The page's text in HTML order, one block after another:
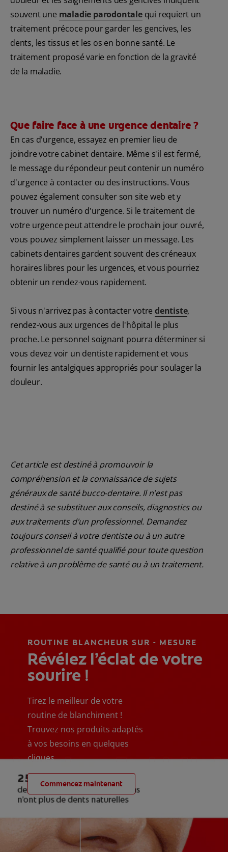
souvent une maladie parodontalequi requiert un
traitement précoce pour garder les gencives, les
dents, les tissus et les os en bonne santé. Le
traitement proposé varie en fonction de la gravité
de la maladie.
Que faire face à une urgence dentaire ?
En cas d'urgence, essayez en premier lieu de
joindre votre cabinet dentaire. Même s'il est fermé,
le message du répondeur peut contenir un numéro
d'urgence à contacter ou des instructions. Vous
pouvez également consulter son site web et y
trouver un numéro d'urgence. Si le traitement de
votre urgence peut attendre le prochain jour ouvré,
vous pouvez simplement laisser un message. Les
cabinets dentaires gardent souvent des créneaux
horaires libres pour les urgences, et vous pourriez
obtenir un rendez-vous rapidement.
Si vous n'arrivez pas à contacter votre dentiste,
rendez-vous aux urgences de l'hôpital le plus
proche. Le personnel soignant pourra déterminer si
vous devez voir un dentiste rapidement et vous
fournir les antalgiques appropriés pour soulager la
douleur.
Cet article est destiné à promouvoir la
compréhension et la connaissance de sujets
généraux de santé bucco-dentaire. Il n'est pas
destiné à se substituer aux conseils, diagnostics ou
aux traitements d'un professionnel. Demandez
toujours conseil à votre dentiste ou à un autre
professionnel de santé qualifié pour toute question
relative à un problème de santé ou à un traitement.
ROUTINE BLANCHEUR SUR - MESURE
Révélez l’éclat de votre
sourire !
Tirez le meilleur de votre
routine de blanchiment !
Trouvez nos produits adaptés
à vos besoins en quelques
cliques
Commencez maintenant